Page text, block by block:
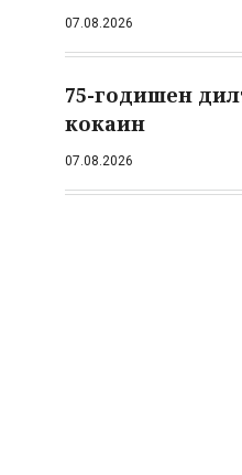
07.08.2026
75-годишен
кокаин
07.08.2026